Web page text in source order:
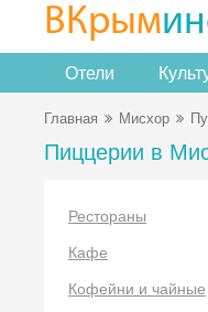
ВКрым
Отели
Главная Мисхор
Пиццерии в
Рестораны
Кафе
Кофейни и чайные